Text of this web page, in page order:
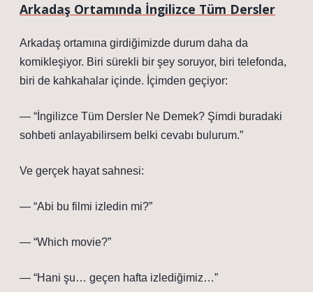
Arkadaş Ortamında İngilizce Tüm Dersler
Arkadaş ortamına girdiğimizde durum daha da
komikleşiyor. Biri sürekli bir şey soruyor, biri telefonda,
biri de kahkahalar içinde. İçimden geçiyor:
— “İngilizce Tüm Dersler Ne Demek? Şimdi buradaki
sohbeti anlayabilirsem belki cevabı bulurum.”
Ve gerçek hayat sahnesi:
— “Abi bu filmi izledin mi?”
— “Which movie?”
— “Hani şu… geçen hafta izlediğimiz…”